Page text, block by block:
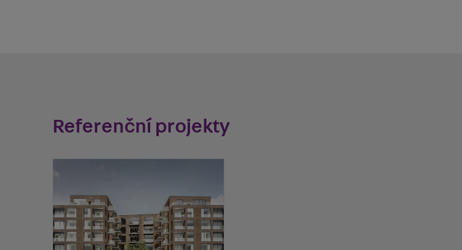
Referenční projekty